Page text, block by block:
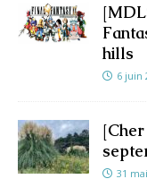
hills
6 juin
31